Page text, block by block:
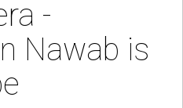
-
Nawab is